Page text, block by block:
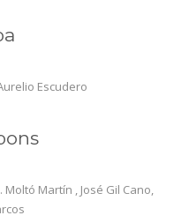
Escudero
Martín , José Gil Cano,